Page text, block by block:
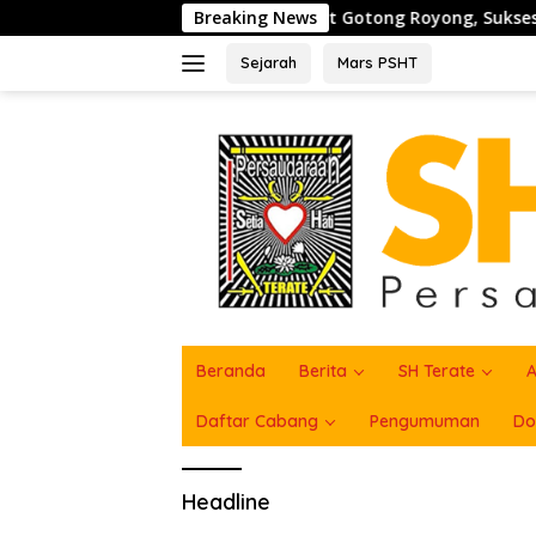
ke
Breaking News
TNI Perkuat Semangat Gotong Royong, Sukseskan
Sejarah Mars PSHT
Beranda Berita SH Terate
Daftar Cabang Pengumuman
Headline